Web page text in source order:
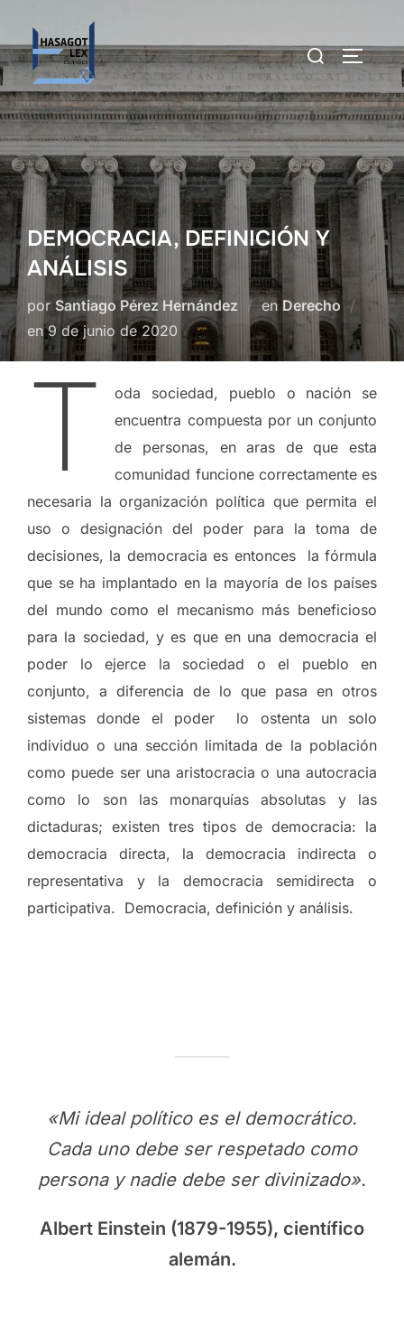
contenido
Buscar:
DEMOCRACIA, DEFINICIÓN Y
ANÁLISIS
por Santiago Pérez Hernández en Derecho
enPublicado
el
9 de junio de 2020
T
oda sociedad, pueblo o nación se
encuentra compuesta por un conjunto
de personas, en aras de que esta
comunidad funcione correctamente es
necesaria la organización política que permita el
uso o designación del poder para la toma de
decisiones, la democracia es entonces la fórmula
que se ha implantado en la mayoría de los países
del mundo como el mecanismo más beneficioso
para la sociedad, y es que en una democracia el
poder lo ejerce la sociedad o el pueblo en
conjunto, a diferencia de lo que pasa en otros
sistemas donde el poder lo ostenta un solo
individuo o una sección limitada de la población
como puede ser una aristocracia o una autocracia
como lo son las monarquías absolutas y las
dictaduras; existen tres tipos de democracia: la
democracia directa, la democracia indirecta o
representativa y la democracia semidirecta o
participativa. Democracia, definición y análisis.
«Mi ideal político es el democrático.
Cada uno debe ser respetado como
persona y nadie debe ser divinizado».
Albert Einstein (1879-1955), científico
alemán.